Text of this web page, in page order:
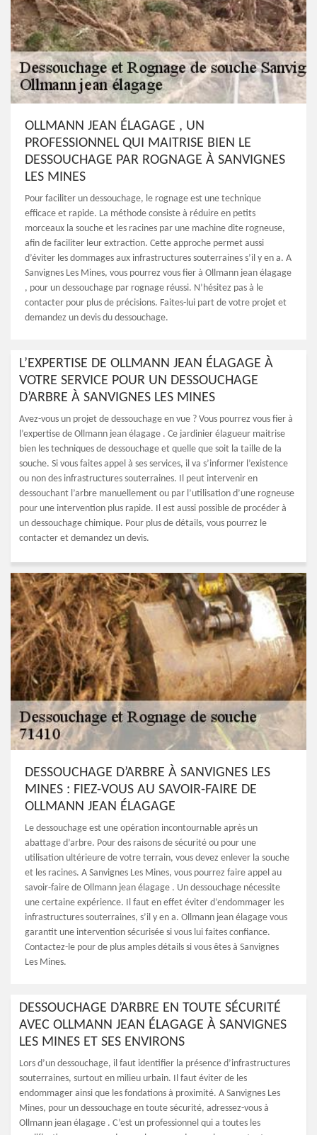
OLLMANN JEAN ÉLAGAGE , UN
PROFESSIONNEL QUI MAITRISE BIEN LE
DESSOUCHAGE PAR ROGNAGE À SANVIGNES
LES MINES
Pour faciliter un dessouchage, le rognage est une technique
efficace et rapide. La méthode consiste à réduire en petits
morceaux la souche et les racines par une machine dite rogneuse,
afin de faciliter leur extraction. Cette approche permet aussi
d’éviter les dommages aux infrastructures souterraines s’il y en a. A
Sanvignes Les Mines, vous pourrez vous fier à Ollmann jean élagage
, pour un dessouchage par rognage réussi. N’hésitez pas à le
contacter pour plus de précisions. Faites-lui part de votre projet et
demandez un devis du dessouchage.
L’EXPERTISE DE OLLMANN JEAN ÉLAGAGE À
VOTRE SERVICE POUR UN DESSOUCHAGE
D’ARBRE À SANVIGNES LES MINES
Avez-vous un projet de dessouchage en vue ? Vous pourrez vous fier à
l’expertise de Ollmann jean élagage . Ce jardinier élagueur maitrise
bien les techniques de dessouchage et quelle que soit la taille de la
souche. Si vous faites appel à ses services, il va s’informer l’existence
ou non des infrastructures souterraines. Il peut intervenir en
dessouchant l’arbre manuellement ou par l’utilisation d’une rogneuse
pour une intervention plus rapide. Il est aussi possible de procéder à
un dessouchage chimique. Pour plus de détails, vous pourrez le
contacter et demandez un devis.
DESSOUCHAGE D’ARBRE À SANVIGNES LES
MINES : FIEZ-VOUS AU SAVOIR-FAIRE DE
OLLMANN JEAN ÉLAGAGE
Le dessouchage est une opération incontournable après un
abattage d’arbre. Pour des raisons de sécurité ou pour une
utilisation ultérieure de votre terrain, vous devez enlever la souche
et les racines. A Sanvignes Les Mines, vous pourrez faire appel au
savoir-faire de Ollmann jean élagage . Un dessouchage nécessite
une certaine expérience. Il faut en effet éviter d’endommager les
infrastructures souterraines, s’il y en a. Ollmann jean élagage vous
garantit une intervention sécurisée si vous lui faites confiance.
Contactez-le pour de plus amples détails si vous êtes à Sanvignes
Les Mines.
DESSOUCHAGE D’ARBRE EN TOUTE SÉCURITÉ
AVEC OLLMANN JEAN ÉLAGAGE À SANVIGNES
LES MINES ET SES ENVIRONS
Lors d’un dessouchage, il faut identifier la présence d’infrastructures
souterraines, surtout en milieu urbain. Il faut éviter de les
endommager ainsi que les fondations à proximité. A Sanvignes Les
Mines, pour un dessouchage en toute sécurité, adressez-vous à
Ollmann jean élagage . C’est un professionnel qui a toutes les